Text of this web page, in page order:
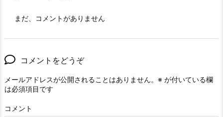
まだ、コメントがありません
コメントをどうぞ
メールアドレスが公開されることはありません。 ※ が付いている欄
は必須項目です
コメント